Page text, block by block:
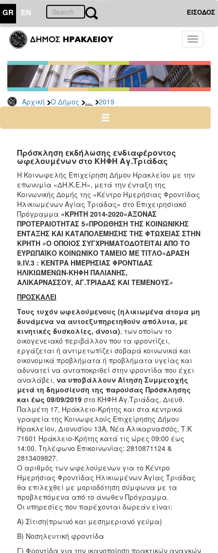
GR EN ΕΙΣΟΔΟΣ
Toggle
Αρχική Ο Δήμος ... 2019
ΔΗΜΟΣ
Δελτία
Τύπου
Αρχείο
2026
2024
2022
2021
2020
2019
2018
2017
2016
2015
2013
2012
2011
2010
2006
ΤΟΠΟΣ
ΠΟΛΙΤΙΣΜΟΣ
ΑΝΘΕΚΤΙΚΗ
ΠΟΛΗ
Πρόσκληση εκδήλωσης ενδιαφέροντος
ωφελουμένων στο ΚΗΦΗ Αγ.Τριάδας
Η Κοινωφελής Επιχείρηση Δήμου Ηρακλείου με την
επωνυμία «ΔΗ.Κ.Ε.Η», μετά την ένταξη της
Κοινωνικής Δομής της «Κέντρο Ημερήσιας Φροντίδας
Ηλικιωμένων Αγίας Τριάδας» στο Επιχειρησιακό
Πρόγραμμα «ΚΡΗΤΗ 2014-2020»ΑΞΟΝΑΣ
ΠΡΟΤΕΡΑΙΟΤΗΤΑΣ 5«ΠΡΟΩΘΗΣΗ ΤΗΣ ΚΟΙΝΩΝΙΚΗΣ
ΕΝΤΑΞΗΣ ΚΑΙ ΚΑΤΑΠΟΛΕΜΗΣΗΣ ΤΗΣ ΦΤΩΧΕΙΑΣ ΣΤΗΝ
ΚΡΗΤΗ »Ο ΟΠΟΙΟΣ ΣΥΓΧΡΗΜΑΤΟΔΟΤΕΙΤΑΙ ΑΠΟ ΤΟ
ΕΥΡΩΠΑΪΚΟ ΚΟΙΝΩΝΙΚΟ ΤΑΜΕΙΟ ΜΕ ΤΙΤΛΟ«ΔΡΑΣΗ
9.IV.3 : ΚΕΝΤΡΑ ΗΜΕΡΗΣΙΑΣ ΦΡΟΝΤΙΔΑΣ
ΗΛΙΚΙΩΜΕΝΩΝ-ΚΗΦΗ ΠΑΛΙΑΝΗΣ,
ΑΛΙΚΑΡΝΑΣΣΟΥ, ΑΓ.ΤΡΙΑΔΑΣ ΚΑΙ ΤΕΜΕΝΟΥΣ»
ΠΡΟΣΚΑΛΕΙ
Τους τυχόν ωφελούμενους (ηλικιωμένα άτομα μη
δυνάμενα να αυτοεξυπηρετηθούν απόλυτα, με
κινητικές δυσκολίες, άνοια), των οποίων το
οικογενειακό περιβάλλον που τα φροντίζει,
εργάζεται ή αντιμετωπίζει σοβαρά κοινωνικά και
οικονομικά προβλήματα ή προβλήματα υγείας και
αδυνατεί να ανταποκριθεί στην φροντίδα που έχει
αναλάβει, να υποβάλλουν Αίτηση Συμμετοχής
μετά τη δημοσίευση της παρούσας Πρόσκλησης
και έως 09/09/2019 στο ΚΗΦΗ Αγ.Τριάδας, Διευθ.
Παλμέτη 17, Ηράκλειο-Κρήτης και στα κεντρικά
γραφεία της Κοινωφελούς Επιχείρησης Δήμου
Ηρακλείου, Διονυσίου 13Α, Νέα Αλικαρνασσός, Τ.Κ
71601 Ηράκλειο-Κρήτης κατά τις ώρες 09:00 έως
14:00. Τηλέφωνο Επικοινωνίας: 2810871124 &
2813409827.
Ο αριθμός των ωφελούμενων για το Κέντρο
Ημερήσιας Φροντίδας Ηλικιωμένων Αγίας Τριάδας
θα επιλεχθεί με μοριοδότηση σύμφωνα με τα
προβλεπόμενα από το άνωθεν Πρόγραμμα.
Οι υπηρεσίες που παρέχονται δωρεάν είναι:
Α) Σίτιση(πρωινό και μεσημεριανό γεύμα)
Β) Νοσηλευτική φροντίδα
Γ) Φροντίδα για την ικανοποίηση πρακτικών αναγκών